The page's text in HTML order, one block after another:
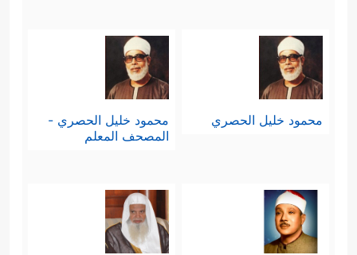
محمود خليل الحصري
محمود خليل الحصري -
المصحف المعلم